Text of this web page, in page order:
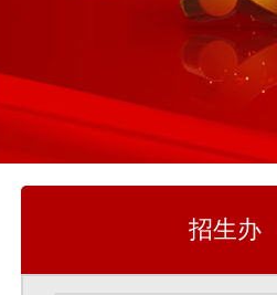
招生办